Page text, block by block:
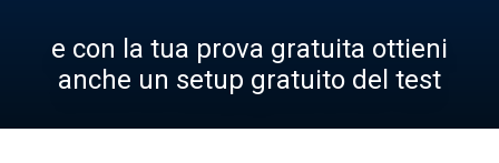
e con la tua prova gratuita ottieni
anche un setup gratuito del test